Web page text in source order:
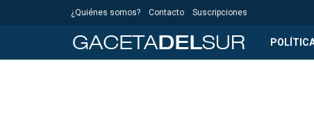
¿Quiénes somos? Contacto Suscripciones